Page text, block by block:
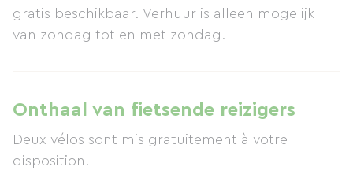
gratis beschikbaar. Verhuur is alleen mogelijk
van zondag tot en met zondag.
Onthaal van fietsende reizigers
Deux vélos sont mis gratuitement à votre
disposition.